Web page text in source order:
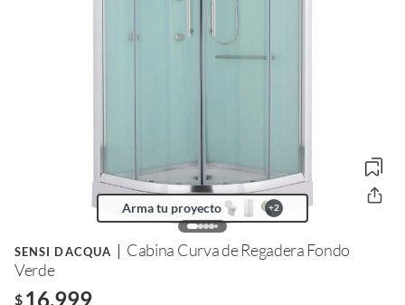
Arma tu proyecto +2
SENSI DACQUA
Cabina Curva de Regadera Fondo
Verde
$ 16,999